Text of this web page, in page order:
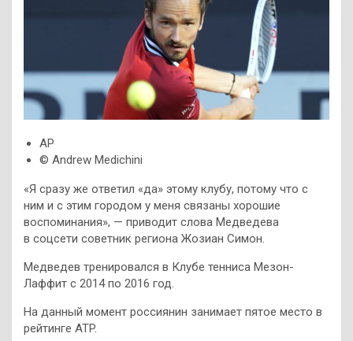
AP
© Andrew Medichini
«Я сразу же ответил «да» этому клубу, потому что с
ним и с этим городом у меня связаны хорошие
воспоминания», — приводит слова Медведева
в соцсети советник региона Жозиан Симон.
Медведев тренировался в Клубе тенниса Мезон-
Лаффит с 2014 по 2016 год.
На данный момент россиянин занимает пятое место в
рейтинге ATP.